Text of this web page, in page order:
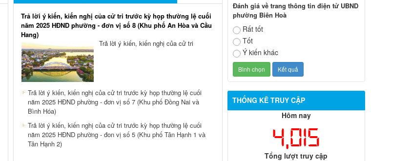
Trả lời ý kiến, kiến nghị của cử tri trước kỳ họp thường lệ cuối
năm 2025 HĐND phường - đơn vị số 8 (Khu phố An Hòa và Cầu
Hang)
Trả lời ý kiến, kiến nghị của cử tri
Trả lời ý kiến, kiến nghị của cử tri trước kỳ họp thường lệ cuối
năm 2025 HĐND phường - đơn vị số 7 (Khu phố Đồng Nai và
Bình Hóa)
Trả lời ý kiến, kiến nghị của cử tri trước kỳ họp thường lệ cuối
năm 2025 HĐND phường - đon vị số 5 (Khu phố Tân Hạnh 1 và
Tân Hạnh 2)
Đánh giá về trang thông tin điện tử UBND
phường Biên Hoà
Rất tốt
Tốt
Ý kiến khác
THỐNG KÊ TRUY CẬP
Hôm nay
4,015
Tổng lượt truy cập